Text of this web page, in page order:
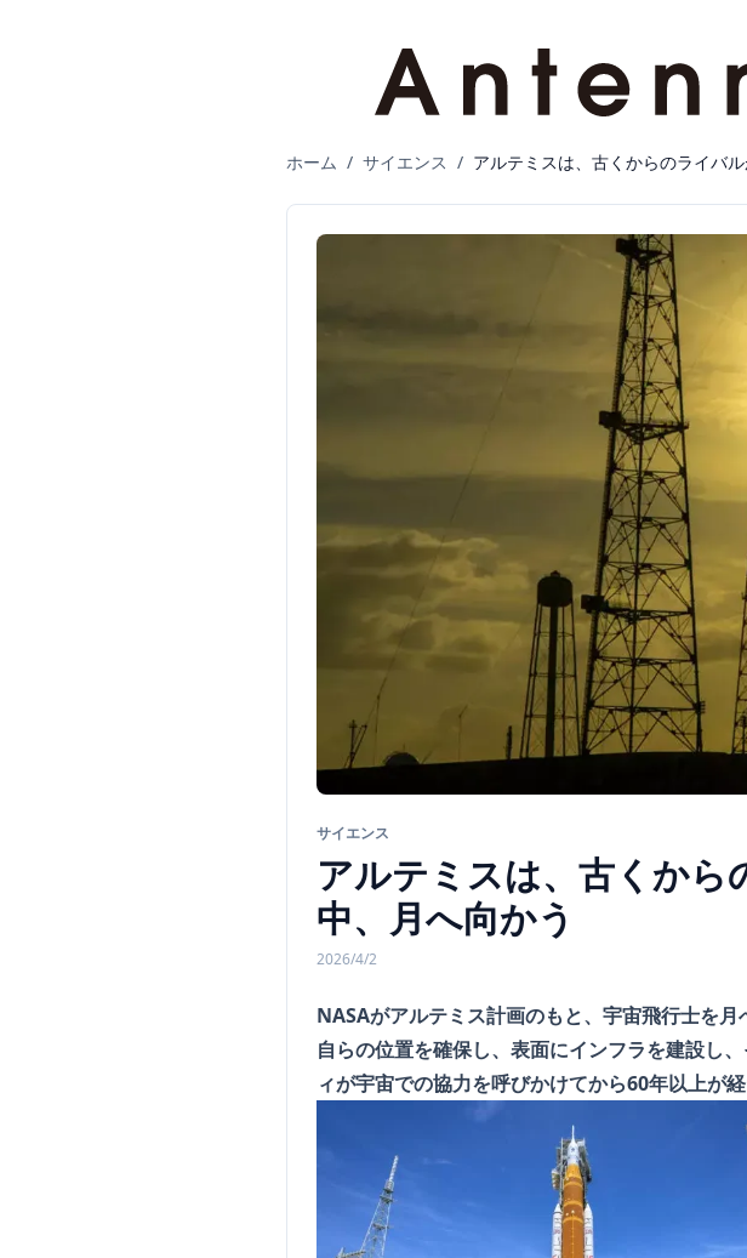
ホーム / サイエンス / アルテミスは、古くからのライバ
サイエンス
アルテミスは、古くから
中、月へ向かう
2026/4/2
NASAがアルテミス計画のもと、宇宙飛行士を
自らの位置を確保し、表面にインフラを建設し
ィが宇宙での協力を呼びかけてから60年以上が